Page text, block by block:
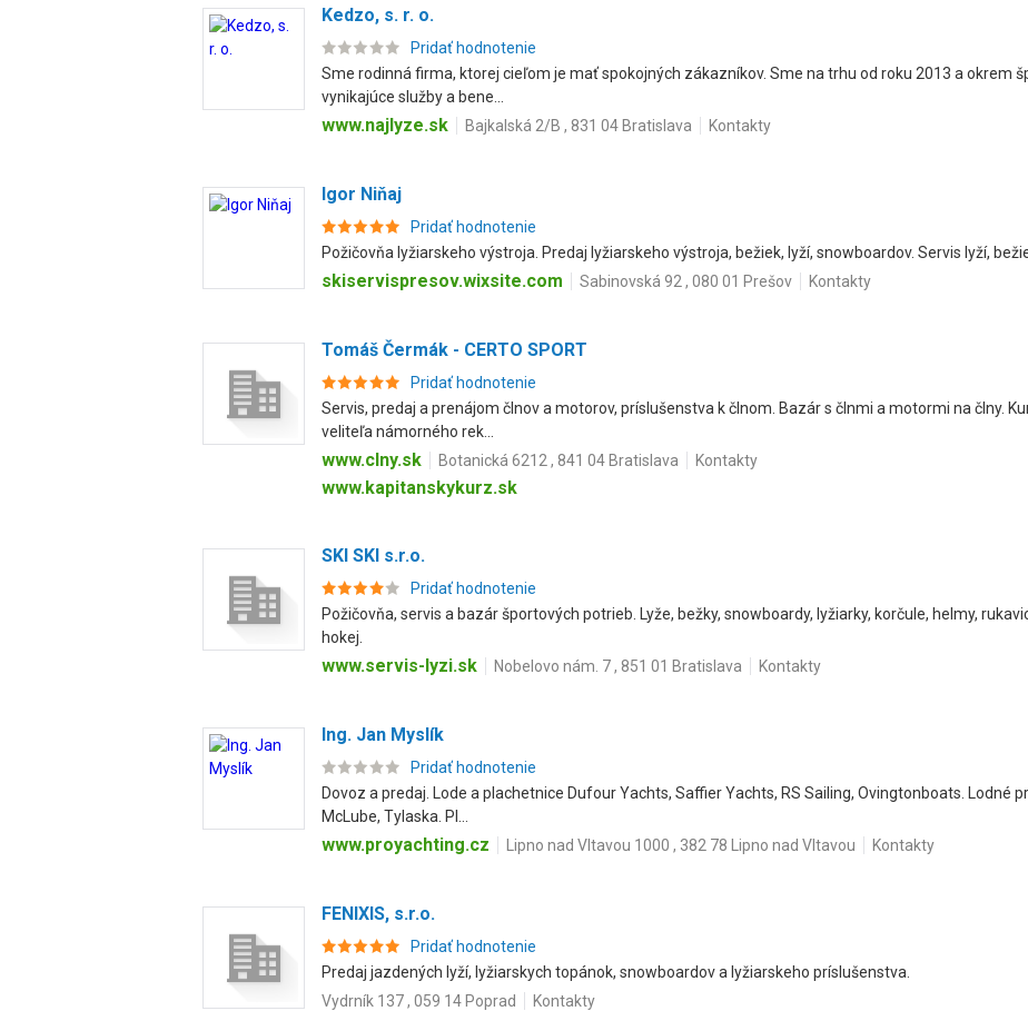
Kedzo, s. r. o.
Pridať hodnotenie
Sme rodinná firma, ktorej cieľom je mať spokojných zákazníkov. Sme na trhu od roku 2013 a okrem
vynikajúce služby a bene...
www.najlyze.sk Bajkalská 2/B , 831 04 Bratislava Kontakty
Igor Niňaj
Pridať hodnotenie
Požičovňa lyžiarskeho výstroja. Predaj lyžiarskeho výstroja, bežiek, lyží, snowboardov. Servis lyží,
skiservispresov.wixsite.com Sabinovská 92 , 080 01 Prešov Kontakty
Tomáš Čermák - CERTO SPORT
Pridať hodnotenie
Servis, predaj a prenájom člnov a motorov, príslušenstva k člnom. Bazár s člnmi a motormi na člny.
veliteľa námorného rek...
www.clny.sk Botanická 6212 , 841 04 Bratislava Kontakty
www.kapitanskykurz.sk
SKI SKI s.r.o.
Pridať hodnotenie
Požičovňa, servis a bazár športových potrieb. Lyže, bežky, snowboardy, lyžiarky, korčule, helmy,
hokej.
www.servis-lyzi.sk Nobelovo nám. 7 , 851 01 Bratislava Kontakty
Ing. Jan Myslík
Pridať hodnotenie
Dovoz a predaj. Lode a plachetnice Dufour Yachts, Saffier Yachts, RS Sailing, Ovingtonboats. Lodné
McLube, Tylaska. Pl...
www.proyachting.cz Lipno nad Vltavou 1000 , 382 78 Lipno nad Vltavou Kontakty
FENIXIS, s.r.o.
Pridať hodnotenie
Predaj jazdených lyží, lyžiarskych topánok, snowboardov a lyžiarskeho príslušenstva.
Vydrník 137 , 059 14 Poprad
Kontakty